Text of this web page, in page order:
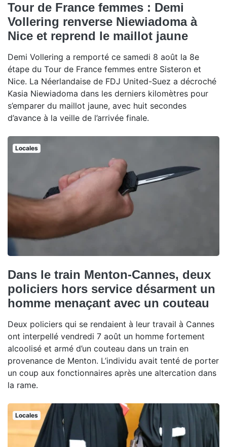
Tour de France femmes : Demi
Vollering renverse Niewiadoma à
Nice et reprend le maillot jaune
Demi Vollering a remporté ce samedi 8 août la 8e
étape du Tour de France femmes entre Sisteron et
Nice. La Néerlandaise de FDJ United-Suez a décroché
Kasia Niewiadoma dans les derniers kilomètres pour
s’emparer du maillot jaune, avec huit secondes
d’avance à la veille de l’arrivée finale.
Locales
Dans le train Menton-Cannes, deux
policiers hors service désarment un
homme menaçant avec un couteau
Deux policiers qui se rendaient à leur travail à Cannes
ont interpellé vendredi 7 août un homme fortement
alcoolisé et armé d’un couteau dans un train en
provenance de Menton. L’individu avait tenté de porter
un coup aux fonctionnaires après une altercation dans
la rame.
Locales